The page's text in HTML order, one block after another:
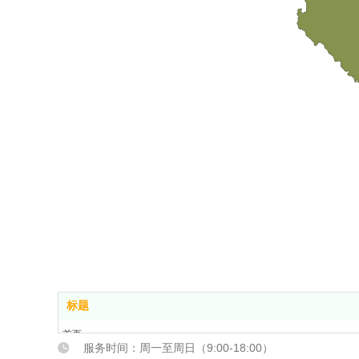
标题
首页
关于我们服务时间：周一至周日（9:00-18:00）